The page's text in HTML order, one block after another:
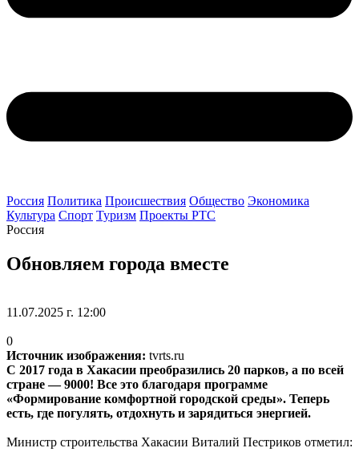
Россия Политика Происшествия Общество Экономика
Культура Спорт Туризм Проекты РТС
Россия
Обновляем города вместе
11.07.2025 г. 12:00
0
Источник изображения: tvrts.ru
С 2017 года в Хакасии преобразились 20 парков, а по всей
стране — 9000! Все это благодаря программе
«Формирование комфортной городской среды». Теперь
есть, где погулять, отдохнуть и зарядиться энергией.
Министр строительства Хакасии Виталий Пестриков отметил: